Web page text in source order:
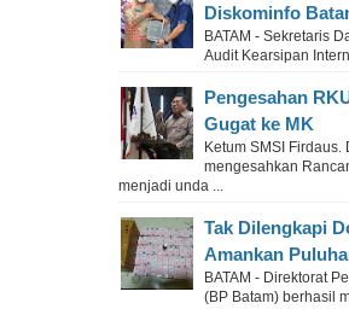
Diskominfo
BATAM - Sekretaris
Audit Kearsipan
Pengesahan
Gugat ke MK
Ketum SMSI
mengesahkan
menjadi unda ...
Tak Dilengkapi
Amankan
BATAM - Direktorat
(BP Batam) berhasil